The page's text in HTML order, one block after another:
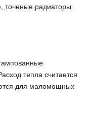
точеные радиаторы
тепла считается
для маломощных